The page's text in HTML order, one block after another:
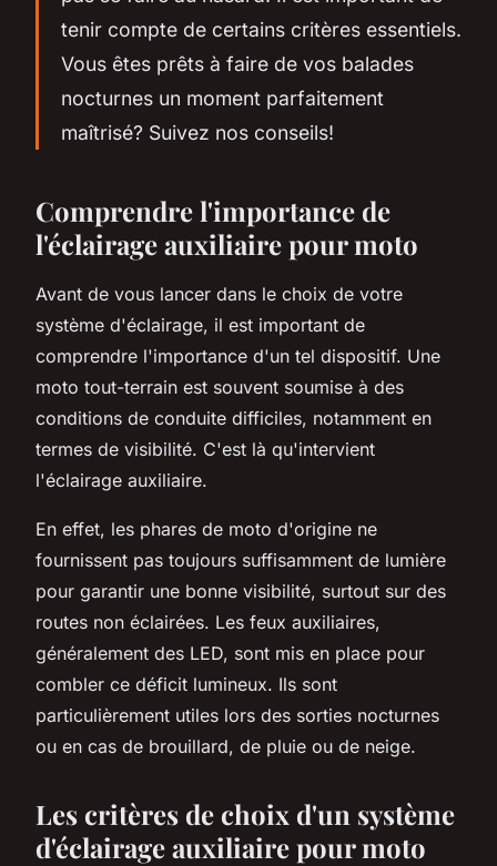
tenir compte de certains critères essentiels.
Vous êtes prêts à faire de vos balades
nocturnes un moment parfaitement
maîtrisé? Suivez nos conseils!
Comprendre l'importance de
l'éclairage auxiliaire pour moto
Avant de vous lancer dans le choix de votre
système d'éclairage, il est important de
comprendre l'importance d'un tel dispositif. Une
moto tout-terrain est souvent soumise à des
conditions de conduite difficiles, notamment en
termes de visibilité. C'est là qu'intervient
l'éclairage auxiliaire.
En effet, les phares de moto d'origine ne
fournissent pas toujours suffisamment de lumière
pour garantir une bonne visibilité, surtout sur des
routes non éclairées. Les feux auxiliaires,
généralement des LED, sont mis en place pour
combler ce déficit lumineux. Ils sont
particulièrement utiles lors des sorties nocturnes
ou en cas de brouillard, de pluie ou de neige.
Les critères de choix d'un système
d'éclairage auxiliaire pour moto